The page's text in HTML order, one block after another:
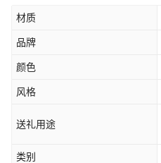
材质
品牌
颜色
风格
送礼用途
类别